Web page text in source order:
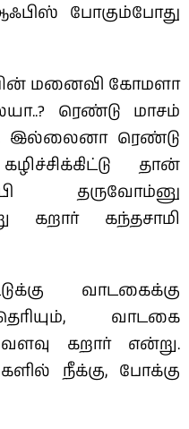
போகும்போது
மனைவி கோமளா
ரெண்டு மாசம்
இல்லைனா ரெண்டு
தான்
தருவோம்னு
கறார் கந்தசாமி
வாடகைக்கு
வாடகை
கறார் என்று.
நீக்கு, போக்கு